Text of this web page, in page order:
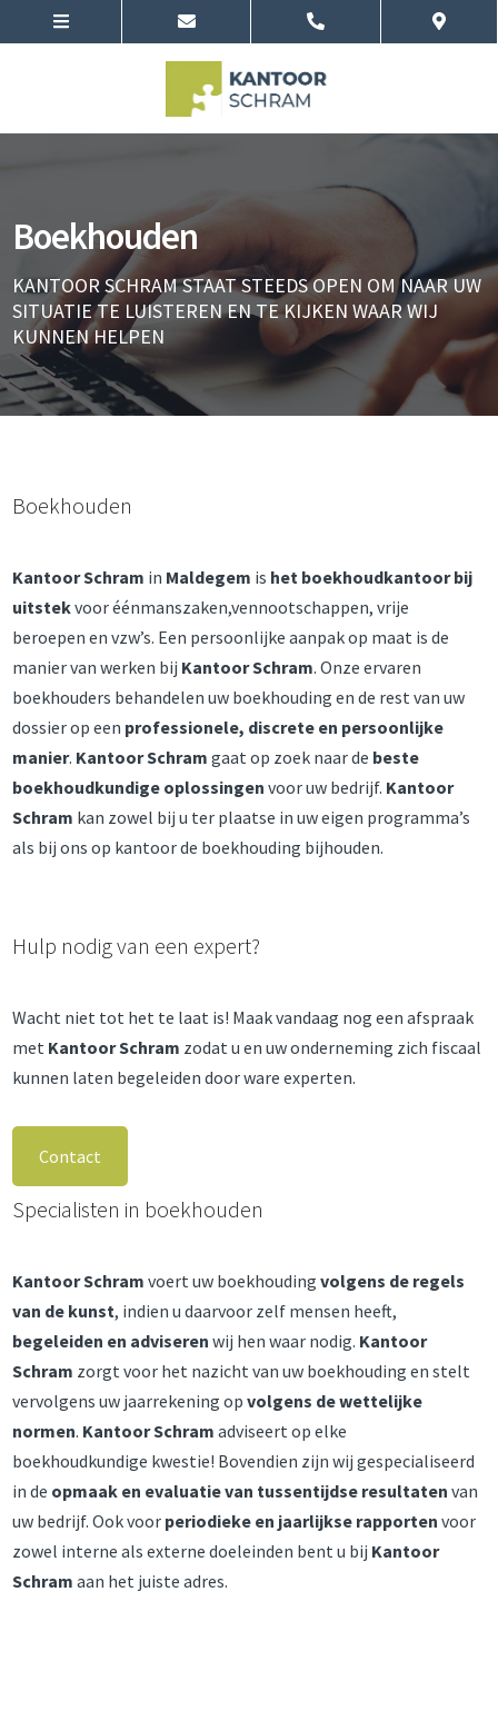
Boekhouden
KANTOOR SCHRAM STAAT STEEDS OPEN OM NAAR UW
SITUATIE TE LUISTEREN EN TE KIJKEN WAAR WIJ
KUNNEN HELPEN
Boekhouden
Kantoor Schram in Maldegem is het boekhoudkantoor bij
uitstekvoor éénmanszaken,vennootschappen, vrije
beroepen en vzw’s. Een persoonlijke aanpak op maat is de
manier van werken bij Kantoor Schram. Onze ervaren
boekhouders behandelen uw boekhouding en de rest van uw
dossier op een professionele, discrete en persoonlijke
manier. Kantoor Schram gaat op zoek naar de beste
boekhoudkundige oplossingen voor uw bedrijf. Kantoor
Schram kan zowel bij u ter plaatse in uw eigen programma’s
als bij ons op kantoor de boekhouding bijhouden.
Hulp nodig van een expert?
Wacht niet tot het te laat is! Maak vandaag nog een afspraak
met Kantoor Schram zodat u en uw onderneming zich fiscaal
kunnen laten begeleiden door ware experten.
Contact
Specialisten in boekhouden
Kantoor Schram voert uw boekhoudingvolgens de regels
van de kunst, indien u daarvoor zelf mensen heeft,
begeleiden en adviseren wij hen waar nodig. Kantoor
Schram zorgt voor het nazicht van uw boekhouding en stelt
vervolgens uw jaarrekening opvolgens de wettelijke
normen. Kantoor Schram adviseert op elke
boekhoudkundige kwestie! Bovendien zijn wij gespecialiseerd
in de opmaak en evaluatie van tussentijdse resultaten van
uw bedrijf. Ook voor periodieke en jaarlijkse rapporten voor
zowel interne als externe doeleinden bent u bij Kantoor
Schram aan het juiste adres.